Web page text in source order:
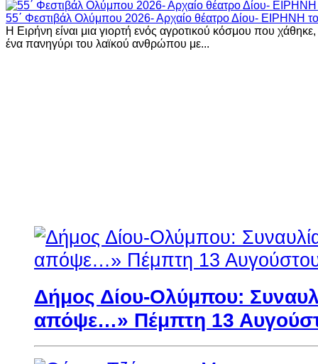
55΄ Φεστιβάλ Ολύμπου 2026- Αρχαίο θέατρο Δίου- ΕΙΡΗΝΗ
H Ειρήνη είναι μια γιορτή ενός αγροτικού κόσμου που
ένα πανηγύρι του λαϊκού ανθρώπου με...
Δήμος Δίου-Ολύμπου:
απόψε…» Πέμπτη 13